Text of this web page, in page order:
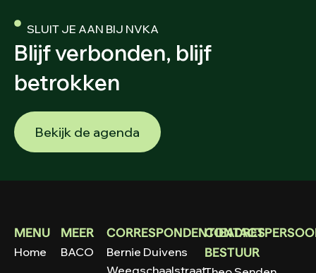
SLUIT JE AAN BIJ NVKA
Blijf verbonden, blijf
betrokken
Bekijk de agenda
MENU
Home
MEER
BACO
CORRESPONDENTIEADRES
Bernie Duivens
Weegschaalstraat
BESTUUR